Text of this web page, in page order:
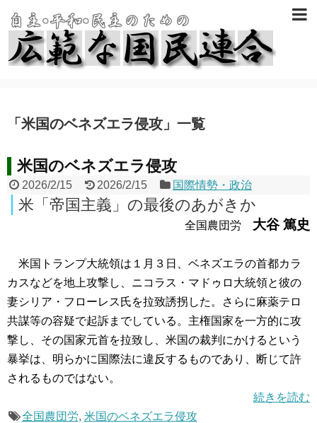
「 米国のベネズエラ侵攻 」 一覧
米国のベネズエラ侵攻
2026/2/15 2026/2/15 国際情勢・政治
米「帝国主義」の最後のあがきか
全国農団労 大谷 篤史
米国トランプ大統領は１月３日、ベネズエラの首都カラ
カスなどを地上攻撃し、ニコラス・マドゥロ大統領と彼の
妻シリア・フローレス氏を拉致誘拐した。さらに麻薬テロ
共謀等の容疑で起訴までしている。主権国家を一方的に攻
撃し、その国家元首を拉致し、米国の裁判にかけるという
暴挙は、明らかに国際法に違反するものであり、断じて許
されるものではない。
続きを読む
全国農団労, 米国のベネズエラ侵攻